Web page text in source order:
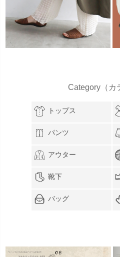
Category（カ
トップス
パンツ
アウター
靴下
バッグ